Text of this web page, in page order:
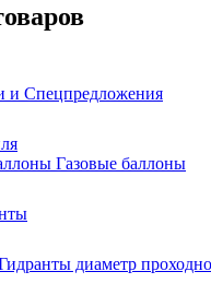
и Спецпредложения
Газовые баллоны
диаметр